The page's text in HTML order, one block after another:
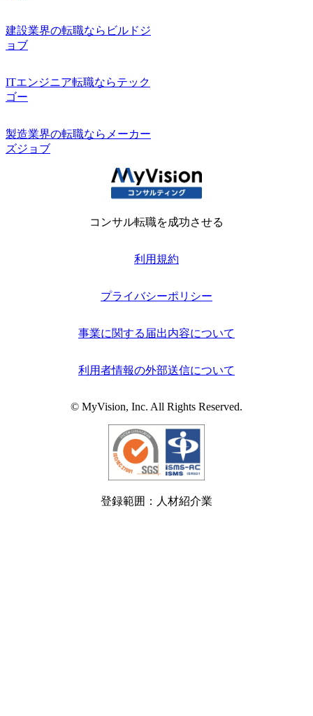
建設業界の転職ならビルドジ
ョブ
ITエンジニア転職ならテック
ゴー
製造業界の転職ならメーカー
ズジョブ
コンサル転職を成功させる
利用規約
プライバシーポリシー
事業に関する届出内容について
利用者情報の外部送信について
© MyVision, Inc. All Rights Reserved.
登録範囲：人材紹介業